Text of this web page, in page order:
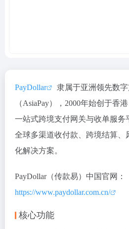
PayDollar
隶属于亚洲领先数
（AsiaPay），2000年始创于香
一站式跨境支付网关与收单服务
全球多渠道收付款、跨境结算、
化解决方案。
PayDollar（传款易）中国官网：
https://www.paydollar.com.cn/
核心功能